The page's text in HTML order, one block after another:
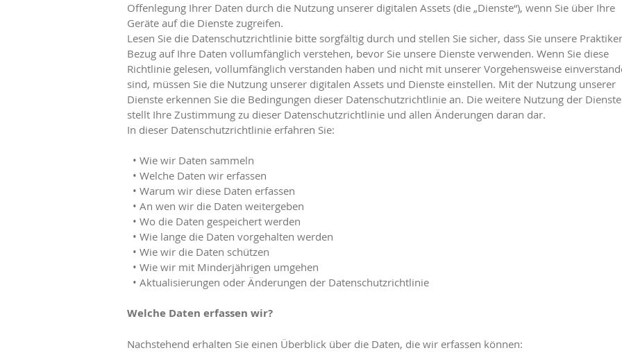
Offenlegung Ihrer Daten durch die Nutzung unserer digitalen Assets (die „Dienste“), wenn Sie über Ihre
Geräte auf die Dienste zugreifen.
Lesen Sie die Datenschutzrichtlinie bitte sorgfältig durch und stellen Sie sicher, dass Sie unsere
Bezug auf Ihre Daten vollumfänglich verstehen, bevor Sie unsere Dienste verwenden. Wenn Sie diese
Richtlinie gelesen, vollumfänglich verstanden haben und nicht mit unserer Vorgehensweise
sind, müssen Sie die Nutzung unserer digitalen Assets und Dienste einstellen. Mit der Nutzung unserer
Dienste erkennen Sie die Bedingungen dieser Datenschutzrichtlinie an. Die weitere Nutzung der Dienste
stellt Ihre Zustimmung zu dieser Datenschutzrichtlinie und allen Änderungen daran dar.
In dieser Datenschutzrichtlinie erfahren Sie:
• Wie wir Daten sammeln
• Welche Daten wir erfassen
• Warum wir diese Daten erfassen
• An wen wir die Daten weitergeben
• Wo die Daten gespeichert werden
• Wie lange die Daten vorgehalten werden
• Wie wir die Daten schützen
• Wie wir mit Minderjährigen umgehen
• Aktualisierungen oder Änderungen der Datenschutzrichtlinie
Welche Daten erfassen wir?
Nachstehend erhalten Sie einen Überblick über die Daten, die wir erfassen können: